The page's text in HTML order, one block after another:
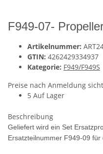
F949-07-
Artikelnummer:
GTIN: 4262429334937
Kategorie: F949/F949S
Preise nach Anmeldung
5 Auf Lager
Beschreibung
Geliefert wird ein Set
Ersatzteilnummer F949-09 für